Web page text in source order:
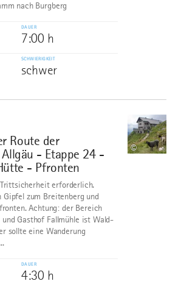
nach Burgberg
DAUER
7:00 h
SCHWIERIGKEIT
schwer
Route der
- Etappe 24 -
- Pfronten
©
erforderlich.
Gipfel zum Breitenberg und
Achtung: der Bereich
Gasthof Fallmühle ist Wald-
sollte eine Wanderung
DAUER
4:30 h